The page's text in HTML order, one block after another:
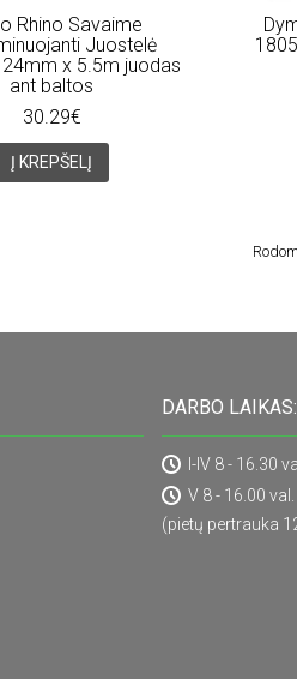
Rhino Savaime
Juostelė
x 5.5m juodas
ant baltos
30.29€
Į KREPŠELĮ
DARBO LAIKAS:
I-IV 8 - 16.30 val.
V 8 - 16.00 val.
(pietų pertrauka